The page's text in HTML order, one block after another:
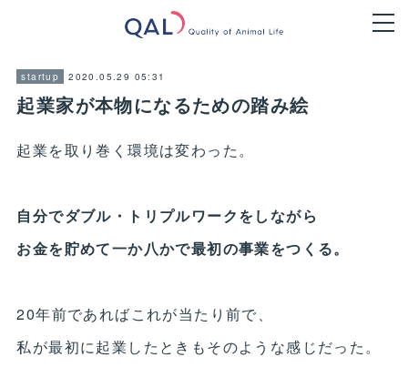
startup 2020.05.29 05:31
起業家が本物になるための踏み絵
起業を取り巻く環境は変わった。
自分でダブル・トリプルワークをしながら
お金を貯めて一か八かで最初の事業をつくる。
20年前であればこれが当たり前で、
私が最初に起業したときもそのような感じだった。